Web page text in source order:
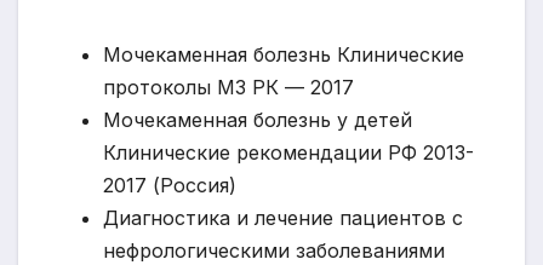
Мочекаменная болезнь Клинические
протоколы МЗ РК — 2017
Мочекаменная болезнь у детей
Клинические рекомендации РФ 2013-
2017 (Россия)
Диагностика и лечение пациентов с
нефрологическими заболеваниями